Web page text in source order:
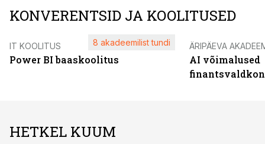
KONVERENTSID JA KOOLITUSED
IT KOOLITUS
Power BI baaskoolitus
8 akadeemilist tundi ÄRIPÄEVA
AI võimalused
HETKEL KUUM